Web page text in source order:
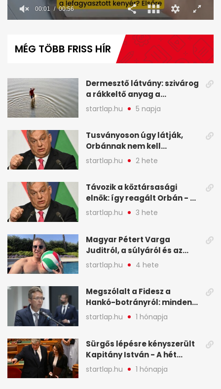
56
seconds
00:01 00:56
MÉG TÖBB FRISS HÍR
Dermesztő látvány: szivárog
a rákkeltő anyag a
kiszáradó Dunába
Budapesten - A hét
képekben
startlap.hu 5 napja
Tusványoson úgy látják,
Orbánnak nem kell
változtatnia - A hét
legfontosabb hírei
startlap.hu 2 hete
Távozik a köztársasági
elnök: így reagált Orbán - A
hét legfontosabb hírei
képekben
startlap.hu 3 hete
Magyar Pétert Varga
Juditról, a súlyáról és az
alvásidejéről is faggatták a
Redditen, sok kérdésre sírva
A hét legfontosabb hírei
képekben
startlap.hu 4 hete
Megszólalt a Fidesz a
Hankó-botrányról: minden
forint jó helyre ment - A hét
legfontosabb hírei
startlap.hu 1 hónapja
Sürgős lépésre kényszerült
Kapitány István - A hét
legfontosabb hírei
képekben
startlap.hu 1 hónapja